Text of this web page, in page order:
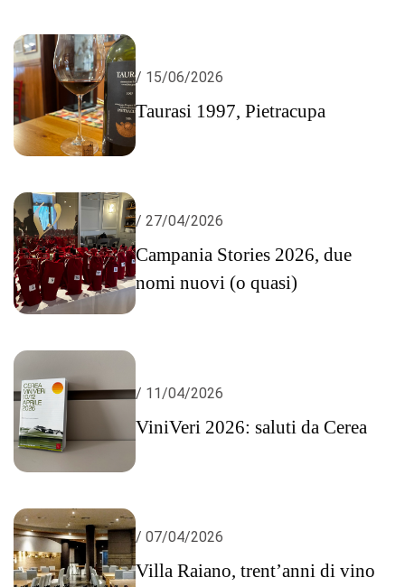
/ 15/06/2026
Taurasi 1997, Pietracupa
/ 27/04/2026
Campania Stories 2026, due
nomi nuovi (o quasi)
/ 11/04/2026
ViniVeri 2026: saluti da Cerea
/ 07/04/2026
Villa Raiano, trent’anni di vino